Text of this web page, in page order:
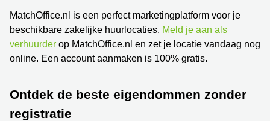
Westpoort
center
Den
Coworking
Coworking
Arnhem
MatchOffice.nl is een perfect marketingplatform voor je
beschikbare zakelijke huurlocaties. Meld je aan als
verhuurder op MatchOffice.nl en zet je locatie vandaag nog
online. Een account aanmaken is 100% gratis.
Ontdek de beste eigendommen zonder
registratie